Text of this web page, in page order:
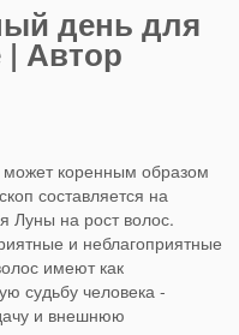
день для
| Автор
коренным образом
составляется на
Луны на рост волос.
и неблагоприятные
имеют как
судьбу человека -
и внешнюю